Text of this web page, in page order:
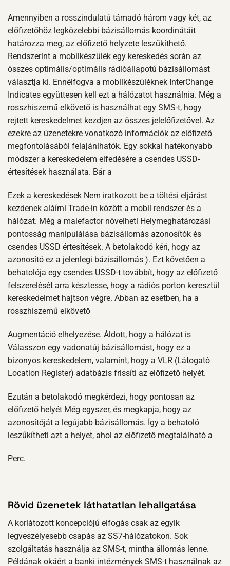
Amennyiben a rosszindulatú támadó három vagy két, az
előfizetőhöz legközelebbi bázisállomás koordinátáit
határozza meg, az előfizető helyzete leszűkíthető.
Rendszerint a mobilkészülék egy kereskedés során az
összes optimális/optimális rádióállapotú bázisállomást
választja ki. Ennélfogva a mobilkészüléknek InterChange
Indicates együttesen kell ezt a hálózatot használnia. Még a
rosszhiszemű elkövető is használhat egy SMS-t, hogy
rejtett kereskedelmet kezdjen az összes jelelőfizetővel. Az
ezekre az üzenetekre vonatkozó információk az előfizető
megfontolásából felajánlhatók. Egy sokkal hatékonyabb
módszer a kereskedelem elfedésére a csendes USSD-
értesítések használata. Bár a
Ezek a kereskedések Nem iratkozott be a töltési eljárást
kezdenek aláírni Trade-in között a mobil rendszer és a
hálózat. Még a malefactor növelheti Helymeghatározási
pontosság manipulálása bázisállomás azonosítók és
csendes USSD értesítések. A betolakodó kéri, hogy az
azonosító ez a jelenlegi bázisállomás ). Ezt követően a
behatolója egy csendes USSD-t továbbít, hogy az előfizető
felszerelését arra késztesse, hogy a rádiós porton keresztül
kereskedelmet hajtson végre. Abban az esetben, ha a
rosszhiszemű elkövető
Augmentáció elhelyezése. Áldott, hogy a hálózat is
Válasszon egy vadonatúj bázisállomást, hogy ez a
bizonyos kereskedelem, valamint, hogy a VLR (Látogató
Location Register) adatbázis frissíti az előfizető helyét.
Ezután a betolakodó megkérdezi, hogy pontosan az
előfizető helyét Még egyszer, és megkapja, hogy az
azonosítóját a legújabb bázisállomás. Így a behatoló
leszűkítheti azt a helyet, ahol az előfizető megtalálható a
Perc.
Rövid üzenetek láthatatlan lehallgatása
A korlátozott koncepciójú elfogás csak az egyik
legveszélyesebb csapás az SS7-hálózatokon. Sok
szolgáltatás használja az SMS-t, mintha állomás lenne.
Példának okáért a banki intézmények SMS-t használnak az